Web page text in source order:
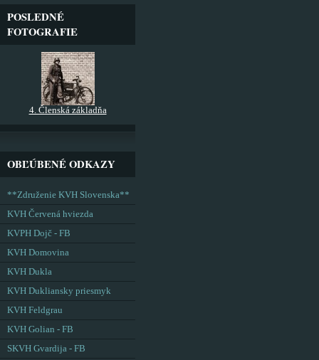
POSLEDNÉ
FOTOGRAFIE
4. Členská základňa
OBĽÚBENÉ ODKAZY
**Združenie KVH Slovenska**
KVH Červená hviezda
KVPH Dojč - FB
KVH Domovina
KVH Dukla
KVH Dukliansky priesmyk
KVH Feldgrau
KVH Golian - FB
SKVH Gvardija - FB